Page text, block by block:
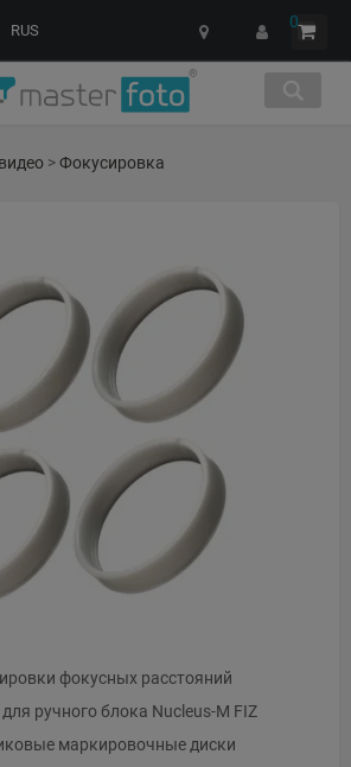
RUS 0
>Фокусировка
фокусных расстояний
ручного блока Nucleus-M FIZ
маркировочные диски